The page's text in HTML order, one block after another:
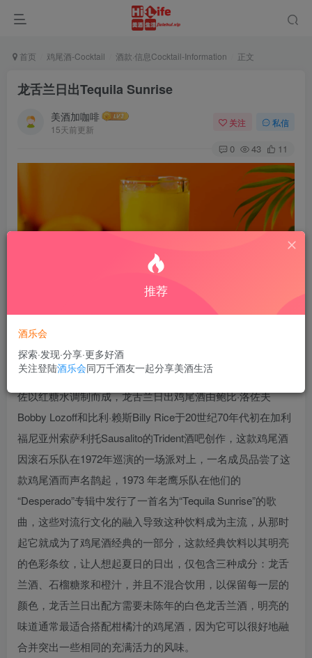
首页 鸡尾酒-Cocktail 酒款·信息Cocktail-Information 正文
龙舌兰日出Tequila Sunrise
美酒加咖啡
15天前更新
关注 私信
0 43 11
龙舌兰日出又称特基拉日出，由少量龙舌兰酒加大量鲜橙汁
佐以红糖水调制而成，龙舌兰日出鸡尾酒由鲍比·洛佐夫
Bobby Lozoff和比利·赖斯Billy Rice于20世纪70年代初在加利
福尼亚州索萨利托Sausalito的Trident酒吧创作，这款鸡尾酒
因滚石乐队在1972年巡演的一场派对上，一名成员品尝了这
款鸡尾酒而声名鹊起，1973 年老鹰乐队在他们的
“Desperado”专辑中发行了一首名为“Tequila Sunrise”的歌
曲，这些对流行文化的融入导致这种饮料成为主流，从那时
起它就成为了鸡尾酒经典的一部分，这款经典饮料以其明亮
的色彩条纹，让人想起夏日的日出，仅包含三种成分：龙舌
兰酒、石榴糖浆和橙汁，并且不混合饮用，以保留每一层的
颜色，龙舌兰日出配方需要未陈年的白色龙舌兰酒，明亮的
味道通常最适合搭配柑橘汁的鸡尾酒，因为它可以很好地融
合并突出一些相同的充满活力的风味。
推荐
酒乐会
探索·发现·分享·更多好酒
关注登陆酒乐会同万千酒友一起分享美酒生活